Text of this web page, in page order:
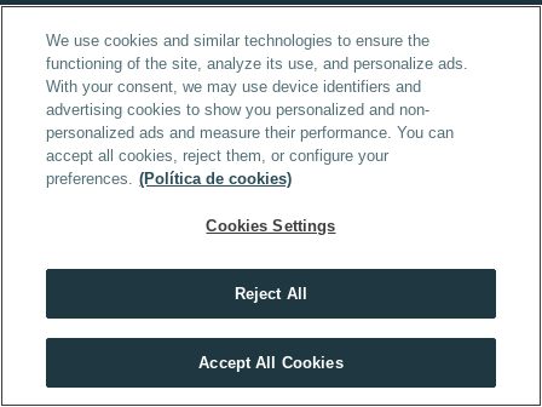
Máster en Industria Farmacéutica
Máster en Cosmética y Dermofarmacia
Máster en MSL y Medical Advisor
Programa de Especialización en Industria Farmacéutica
Programa de Especialización en Cosmética y Dermofarmacia
MBA Pharma & Health
Máster en IA Industria Farmacéutica
Digitalización, Robótica e IA en la Oficina de Farmacia
DAM (Desarrollo de Aplicaciones Multiplataforma) online
DAW (Desarrollo de Aplicaciones Web) online
VER MÁSTERS TECH
We use cookies and similar technologies to ensure the
functioning of the site, analyze its use, and personalize ads.
With your consent, we may use device identifiers and
advertising cookies to show you personalized and non-
personalized ads and measure their performance. You can
accept all cookies, reject them, or configure your
preferences. (Política de cookies)
Cookies Settings
Reject All
Accept All Cookies